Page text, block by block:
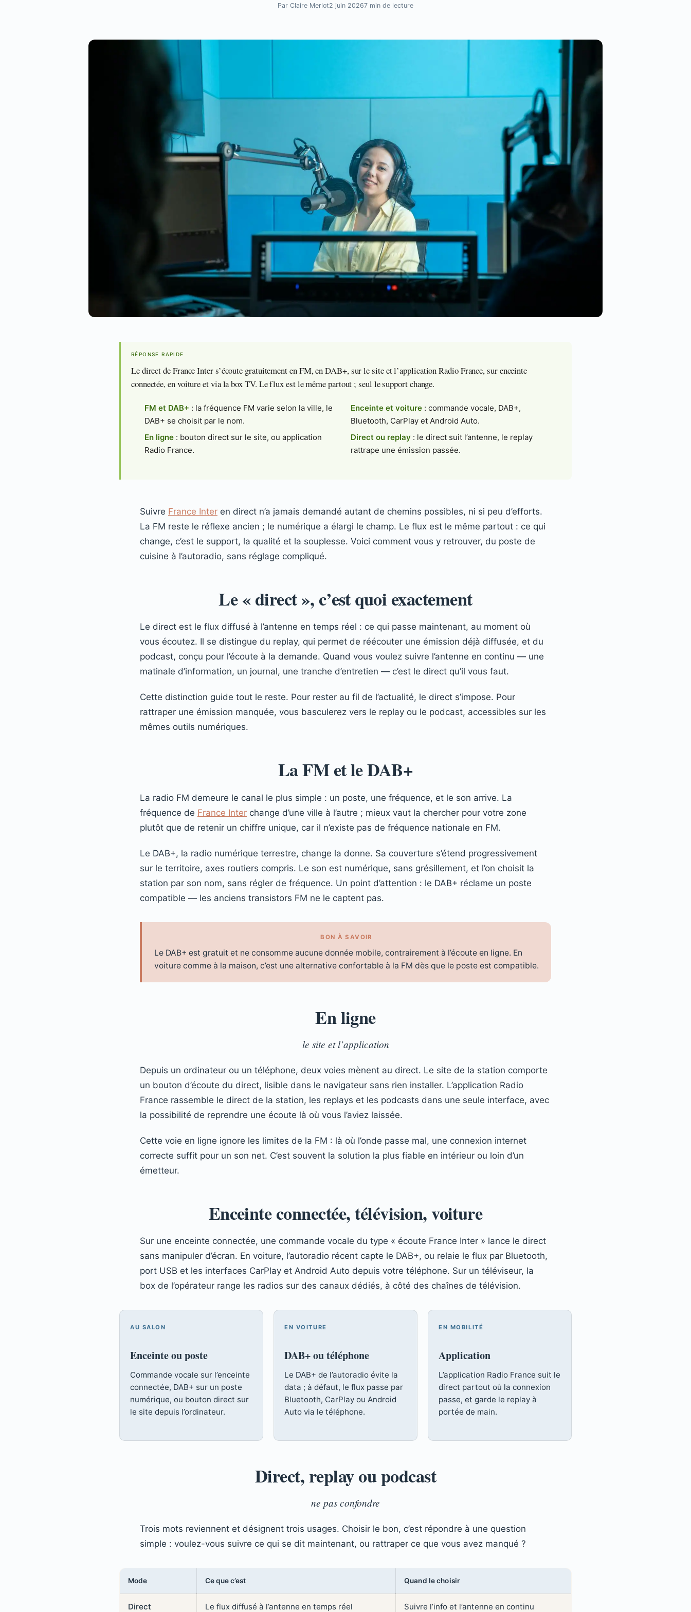
Par Claire Merlot2 juin 20267 min de lecture
RÉPONSE RAPIDE
Le direct de France Inter s’écoute gratuitement en FM, en DAB+, sur le site et l’application Radio France, sur enceinte
connectée, en voiture et via la box TV. Le flux est le même partout ; seul le support change.
FM et DAB+ : la fréquence FM varie selon la ville, le
DAB+ se choisit par le nom.
En ligne: bouton direct sur le site, ou application
Radio France.
Enceinte et voiture: commande vocale, DAB+,
Bluetooth, CarPlay et Android Auto.
Direct ou replay : le direct suit l’antenne, le replay
rattrape une émission passée.
Suivre France Inter en direct n’a jamais demandé autant de chemins possibles, ni si peu d’efforts.
La FM reste le réflexe ancien ; le numérique a élargi le champ. Le flux est le même partout : ce qui
change, c’est le support, la qualité et la souplesse. Voici comment vous y retrouver, du poste de
cuisine à l’autoradio, sans réglage compliqué.
Le « direct », c’est quoi exactement
Le direct est le flux diffusé à l’antenne en temps réel : ce qui passe maintenant, au moment où
vous écoutez. Il se distingue du replay, qui permet de réécouter une émission déjà diffusée, et du
podcast, conçu pour l’écoute à la demande. Quand vous voulez suivre l’antenne en continu — une
matinale d’information, un journal, une tranche d’entretien — c’est le direct qu’il vous faut.
Cette distinction guide tout le reste. Pour rester au fil de l’actualité, le direct s’impose. Pour
rattraper une émission manquée, vous basculerez vers le replay ou le podcast, accessibles sur les
mêmes outils numériques.
La FM et le DAB+
La radio FM demeure le canal le plus simple : un poste, une fréquence, et le son arrive. La
fréquence de France Inter change d’une ville à l’autre ; mieux vaut la chercher pour votre zone
plutôt que de retenir un chiffre unique, car il n’existe pas de fréquence nationale en FM.
Le DAB+, la radio numérique terrestre, change la donne. Sa couverture s’étend progressivement
sur le territoire, axes routiers compris. Le son est numérique, sans grésillement, et l’on choisit la
station par son nom, sans régler de fréquence. Un point d’attention : le DAB+ réclame un poste
compatible — les anciens transistors FM ne le captent pas.
BON À SAVOIR
Le DAB+ est gratuit et ne consomme aucune donnée mobile, contrairement à l’écoute en ligne. En
voiture comme à la maison, c’est une alternative confortable à la FM dès que le poste est compatible.
En ligne
le site et l’application
Depuis un ordinateur ou un téléphone, deux voies mènent au direct. Le site de la station comporte
un bouton d’écoute du direct, lisible dans le navigateur sans rien installer. L’application Radio
France rassemble le direct de la station, les replays et les podcasts dans une seule interface, avec
la possibilité de reprendre une écoute là où vous l’aviez laissée.
Cette voie en ligne ignore les limites de la FM : là où l’onde passe mal, une connexion internet
correcte suffit pour un son net. C’est souvent la solution la plus fiable en intérieur ou loin d’un
émetteur.
Enceinte connectée, télévision, voiture
Sur une enceinte connectée, une commande vocale du type « écoute France Inter » lance le direct
sans manipuler d’écran. En voiture, l’autoradio récent capte le DAB+, ou relaie le flux par Bluetooth,
port USB et les interfaces CarPlay et Android Auto depuis votre téléphone. Sur un téléviseur, la
box de l’opérateur range les radios sur des canaux dédiés, à côté des chaînes de télévision.
AU SALON
Enceinte ou poste
Commande vocale sur l’enceinte
connectée, DAB+ sur un poste
numérique, ou bouton direct sur
le site depuis l’ordinateur.
EN VOITURE
DAB+ ou téléphone
Le DAB+ de l’autoradio évite la
data ; à défaut, le flux passe par
Bluetooth, CarPlay ou Android
Auto via le téléphone.
EN MOBILITÉ
Application
L’application Radio France suit le
direct partout où la connexion
passe, et garde le replay à
portée de main.
Direct, replay ou podcast
ne pas confondre
Trois mots reviennent et désignent trois usages. Choisir le bon, c’est répondre à une question
simple : voulez-vous suivre ce qui se dit maintenant, ou rattraper ce que vous avez manqué ?
Mode Ce que c’est Quand le choisir
Direct Le flux diffusé à l’antenne en temps réel Suivre l’info et l’antenne en continu